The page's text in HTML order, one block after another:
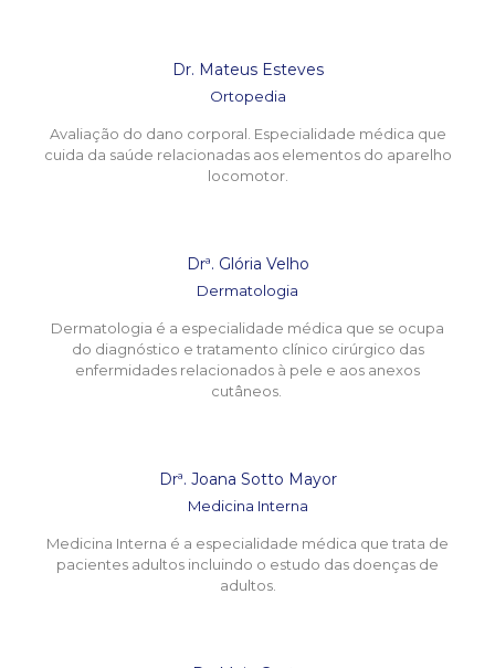
Dr. Mateus Esteves
Ortopedia
Avaliação do dano corporal. Especialidade médica que
cuida da saúde relacionadas aos elementos do aparelho
locomotor.
Drª. Glória Velho
Dermatologia
Dermatologia é a especialidade médica que se ocupa
do diagnóstico e tratamento clínico cirúrgico das
enfermidades relacionados à pele e aos anexos
cutâneos.
Drª. Joana Sotto Mayor
Medicina Interna
Medicina Interna é a especialidade médica que trata de
pacientes adultos incluindo o estudo das doenças de
adultos.